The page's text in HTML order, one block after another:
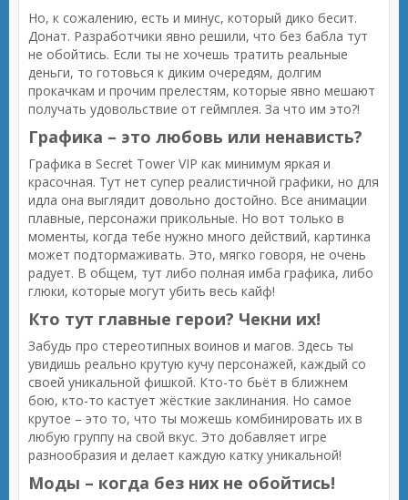
Но, к сожалению, есть и минус, который дико бесит.
Донат. Разработчики явно решили, что без бабла тут
не обойтись. Если ты не хочешь тратить реальные
деньги, то готовься к диким очередям, долгим
прокачкам и прочим прелестям, которые явно мешают
получать удовольствие от геймплея. За что им это?!
Графика – это любовь или ненависть?
Графика в Secret Tower VIP как минимум яркая и
красочная. Тут нет супер реалистичной графики, но для
идла она выглядит довольно достойно. Все анимации
плавные, персонажи прикольные. Но вот только в
моменты, когда тебе нужно много действий, картинка
может подтормаживать. Это, мягко говоря, не очень
радует. В общем, тут либо полная имба графика, либо
глюки, которые могут убить весь кайф!
Кто тут главные герои? Чекни их!
Забудь про стереотипных воинов и магов. Здесь ты
увидишь реально крутую кучу персонажей, каждый со
своей уникальной фишкой. Кто-то бьёт в ближнем
бою, кто-то кастует жёсткие заклинания. Но самое
крутое – это то, что ты можешь комбинировать их в
любую группу на свой вкус. Это добавляет игре
разнообразия и делает каждую катку уникальной!
Моды – когда без них не обойтись!